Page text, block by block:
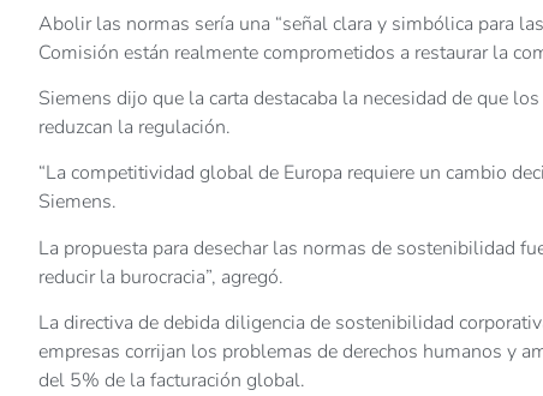
Abolir las normas sería una “señal clara y simbólica para
Comisión están realmente comprometidos a restaurar la
Siemens dijo que la carta destacaba la necesidad de que
reduzcan la regulación.
“La competitividad global de Europa requiere un cambio
Siemens.
La propuesta para desechar las normas de sostenibilidad
reducir la burocracia”, agregó.
La directiva de debida diligencia de sostenibilidad
empresas corrijan los problemas de derechos humanos y
del 5% de la facturación global.